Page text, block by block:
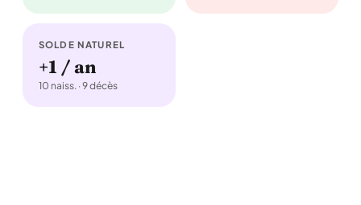
SOLDE NATUREL
+1 / an
10 naiss. · 9 décès